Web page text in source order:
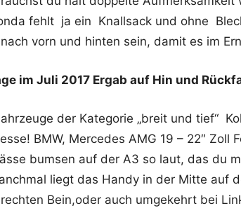
fehlt ja ein Knallsack und ohne
vorn und hinten sein, damit es im
im Juli 2017 Ergab auf Hin und
der Kategorie „breit und tief“
BMW, Mercedes AMG 19 – 22″ Zoll
bumsen auf der A3 so laut, das du
liegt das Handy in der Mitte auf
Bein,oder auch umgekehrt bei